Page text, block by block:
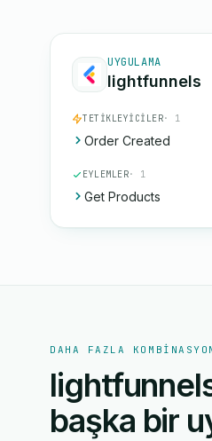
UYGULAMA
lightfunnels
TETIKLEYICILER· 1
Order Created
EYLEMLER· 1
Get Products
DAHA FAZLA
başka bir